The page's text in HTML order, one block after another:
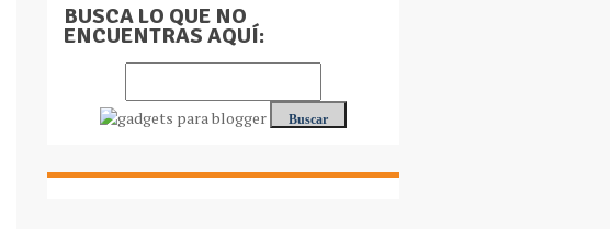
BUSCA LO QUE NO
ENCUENTRAS AQUÍ: